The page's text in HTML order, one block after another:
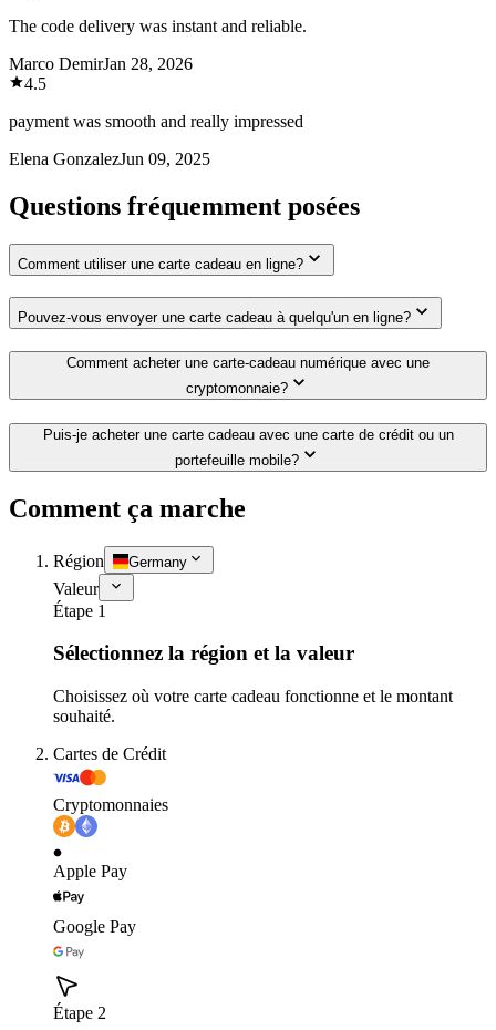
The code delivery was instant and reliable.
Marco DemirJan 28, 2026
4.5
payment was smooth and really impressed
Elena GonzalezJun 09, 2025
Questions fréquemment posées
Comment utiliser une carte cadeau en ligne?
Pouvez-vous envoyer une carte cadeau à quelqu'un en ligne?
Comment acheter une carte-cadeau numérique avec une
cryptomonnaie?
Puis-je acheter une carte cadeau avec une carte de crédit ou un
portefeuille mobile?
Comment ça marche
Région Germany
Valeur
Étape 1
Sélectionnez la région et la valeur
Choisissez où votre carte cadeau fonctionne et le montant
souhaité.
Cartes de Crédit
Cryptomonnaies
Apple Pay
Google Pay
Étape 2